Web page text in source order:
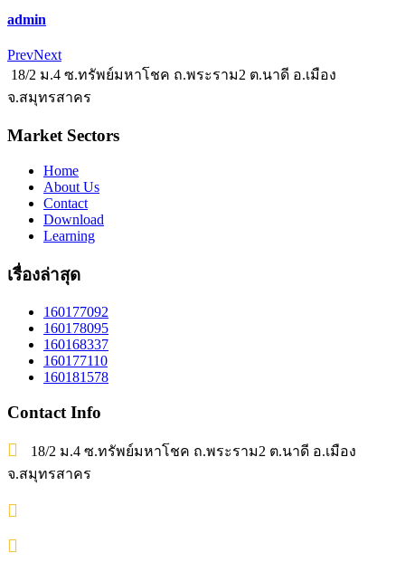
admin
PrevNext
18/2 ม.4 ซ.ทรัพย์มหาโชค ถ.พระราม2 ต.นาดี อ.เมือง
จ.สมุทรสาคร
Market Sectors
Home
About Us
Contact
Download
Learning
เรื่องล่าสุด
160177092
160178095
160168337
160177110
160181578
Contact Info
18/2 ม.4 ซ.ทรัพย์มหาโชค ถ.พระราม2 ต.นาดี อ.เมือง
จ.สมุทรสาคร